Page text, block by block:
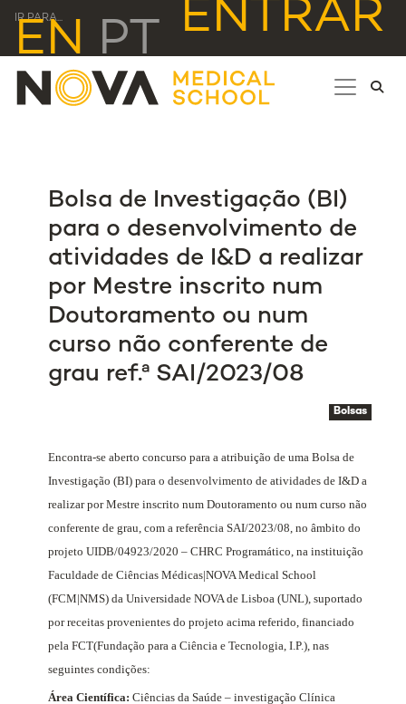
IR PARA... ENTRAR
EN PT
Bolsa de Investigação (BI)
para o desenvolvimento de
atividades de I&D a realizar
por Mestre inscrito num
Doutoramento ou num
curso não conferente de
grau ref.ª SAI/2023/08
Bolsas
Encontra-se aberto concurso para a atribuição de uma Bolsa de
Investigação (BI) para o desenvolvimento de atividades de I&D a
realizar por Mestre inscrito num Doutoramento ou num curso não
conferente de grau, com a referência SAI/2023/08, no âmbito do
projetoUIDB/04923/2020 – CHRC Programático, na instituição
Faculdade de Ciências Médicas|NOVA Medical School
(FCM|NMS) da Universidade NOVA de Lisboa (UNL), suportado
por receitas provenientes do projeto acima referido, financiado
pela FCT(Fundação para a Ciência e Tecnologia, I.P.), nas
seguintes condições:
Área Científica:Ciências da Saúde – investigação Clínica